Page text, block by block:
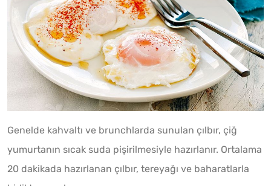
Genelde kahvaltı ve brunchlarda sunulan çılbır, çiğ
yumurtanın sıcak suda pişirilmesiyle hazırlanır. Ortalama
20 dakikada hazırlanan çılbır, tereyağı ve baharatlarla